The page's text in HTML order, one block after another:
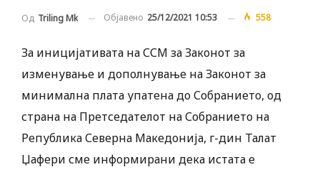
Од Triling Mk Објавено 25/12/2021 10:53 558
За иницијативата на ССМ за Законот за
изменување и дополнување на Законот за
минимална плата упатена до Собранието, од
страна на Претседателот на Собранието на
Република Северна Македонија, г-дин Талат
Џафери сме информирани дека истата е